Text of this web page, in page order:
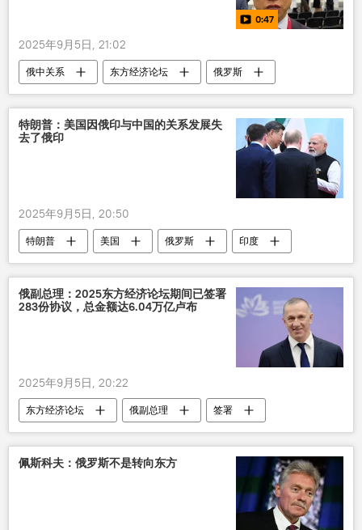
0:47
2025年9月5日, 21:02
俄中关系 东方经济论坛
俄罗斯
中国
视频
特朗普：美国因俄印与中国的关系发展失
去了俄印
2025年9月5日, 20:50
特朗普 美国 俄罗斯
印度
中国
关系 繁荣
俄副总理：2025东方经济论坛期间已签署
283份协议，总金额达6.04万亿卢布
2025年9月5日, 20:22
东方经济论坛 俄副总理
签署
协议
佩斯科夫：俄罗斯不是转向东方